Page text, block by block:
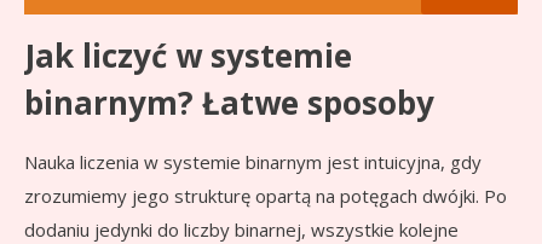
Jak liczyć w systemie
binarnym? Łatwe sposoby
Nauka liczenia w systemie binarnym jest intuicyjna, gdy
zrozumiemy jego strukturę opartą na potęgach dwójki. Po
dodaniu jedynki do liczby binarnej, wszystkie kolejne